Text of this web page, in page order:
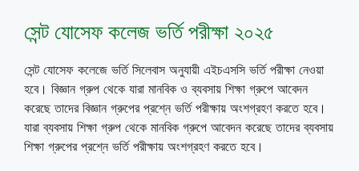
সেন্ট যোসেফ কলেজ ভর্তি পরীক্ষা ২০২৫
সেন্ট যোসেফ কলেজে ভর্তি সিলেবাস অনুযায়ী এইচএসসি ভর্তি পরীক্ষা নেওয়া
হবে। বিজ্ঞান গ্রুপ থেকে যারা মানবিক ও ব্যবসায় শিক্ষা গ্রুপে আবেদন
করেছে তাদের বিজ্ঞান গ্রুপের প্রশ্নে ভর্তি পরীক্ষায় অংশগ্রহণ করতে হবে।
যারা ব্যবসায় শিক্ষা গ্রুপ থেকে মানবিক গ্রুপে আবেদন করেছে তাদের ব্যবসায়
শিক্ষা গ্রুপের প্রশ্নে ভর্তি পরীক্ষায় অংশগ্রহণ করতে হবে।